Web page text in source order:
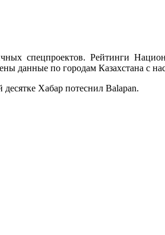
спецпроектов. Рейтинги
данные по городам Казахстана с
Хабар потеснил Balapan.